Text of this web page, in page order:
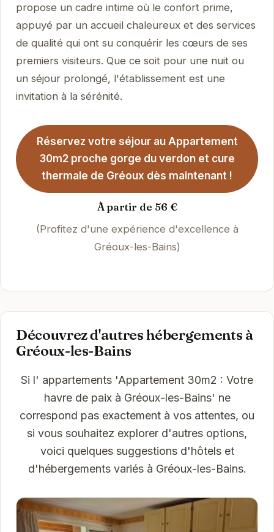
propose un cadre intime où le confort prime,
appuyé par un accueil chaleureux et des services
de qualité qui ont su conquérir les cœurs de ses
premiers visiteurs. Que ce soit pour une nuit ou
un séjour prolongé, l'établissement est une
invitation à la sérénité.
Réservez votre séjour au Appartement
30m2 proche gorge du verdon et cure
thermale de Gréoux dès maintenant !
À partir de 56 €
(Profitez d'une expérience d'excellence à
Gréoux-les-Bains)
Découvrez d'autres hébergements à
Gréoux-les-Bains
Si l' appartements 'Appartement 30m2 : Votre
havre de paix à Gréoux-les-Bains' ne
correspond pas exactement à vos attentes, ou
si vous souhaitez explorer d'autres options,
voici quelques suggestions d'hôtels et
d'hébergements variés à Gréoux-les-Bains.